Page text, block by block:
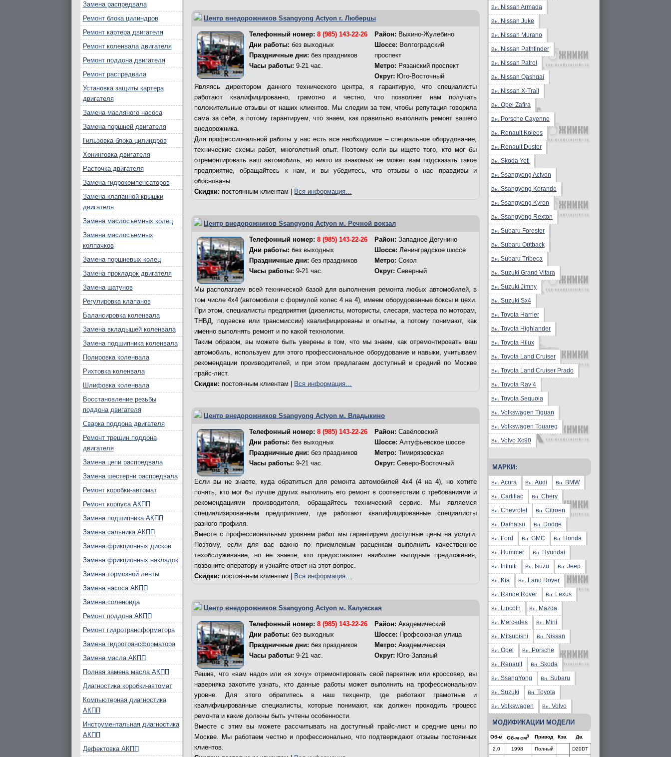
Центр внедорожников Ssangyong Actyon г. Люберцы
Телефонный номер:8 (985) 143-22-26
Дни работы: без выходных
Праздничные дни: без праздников
Часы работы: 9-21 час.
Район: Выхино-Жулебино
Шоссе: Волгоградский
проспект
Метро: Рязанский проспект
Округ: Юго-Восточный
Являясь директором данного технического центра, я гарантирую, что специалисты
работают квалифицированно, грамотно и честно, что позволяет нам получать
положительные отзывы от наших клиентов. Мы следим за тем, чтобы репутация говорила
сама за себя, а потому гарантируем, что знаем, как правильно выполнить ремонт вашего
внедорожника.
Для профессиональной работы у нас есть все необходимое – специальное оборудование,
технические схемы работ, многолетний опыт. Поэтому если вы ищете того, кто мог бы
отремонтировать ваш автомобиль, но никто из знакомых не может вам подсказать такое
предприятие, обращайтесь к нам, и вы убедитесь, что отзывы о нас правдивы и
обоснованы.
Скидки: постоянным клиентам | Вся информация…
Центр внедорожников Ssangyong Actyon м. Речной вокзал
Телефонный номер:8 (985) 143-22-26
Дни работы: без выходных
Праздничные дни: без праздников
Часы работы: 9-21 час.
Район: Западное Дегунино
Шоссе: Ленинградское шоссе
Метро: Сокол
Округ: Северный
Мы располагаем всей технической базой для выполнения ремонта любых автомобилей, в
том числе 4х4 (автомобили с формулой колес 4 на 4), имеем оборудованные боксы и цехи.
При этом, специалисты предприятия (дизелисты, мотористы, слесаря, мастера по моторам,
ТНВД, подвеске или трансмиссии) квалифицированы и опытны, а потому понимают, как
именно выполнять ремонт и по какой технологии.
Таким образом, вы можете быть уверены в том, что мы знаем, как отремонтировать ваш
автомобиль, используем для этого профессиональное оборудование и навыки, учитываем
рекомендации производителей, и при этом предлагаем доступный и средний по Москве
прайс-лист.
Скидки: постоянным клиентам | Вся информация…
Центр внедорожников Ssangyong Actyon м. Владыкино
Телефонный номер:8 (985) 143-22-26
Дни работы: без выходных
Праздничные дни: без праздников
Часы работы: 9-21 час.
Район: Савёловский
Шоссе: Алтуфьевское шоссе
Метро: Тимирязевская
Округ: Северо-Восточный
Если вы не знаете, куда обратиться для ремонта автомобилей 4х4 (4 на 4), но хотите
понять, кто мог бы лучше других выполнить его ремонт в соответствии с требованиями и
рекомендациями производителя, обращайтесь технический сервис. Мы являемся
специализированным предприятием, где работают квалифицированные специалисты
разного профиля.
Вместе с профессиональным уровнем работ мы гарантируем доступные цены на услуги.
Поэтому, если для вас важно по приемлемым расценкам выполнить качественное
техобслуживание, но не знаете, кто предоставляет наиболее выгодные предложения,
позвоните оператору и узнайте ответ на этот вопрос.
Скидки: постоянным клиентам | Вся информация…
Центр внедорожников Ssangyong Actyon м. Калужская
Телефонный номер:8 (985) 143-22-26
Дни работы: без выходных
Праздничные дни: без праздников
Часы работы: 9-21 час.
Район: Академический
Шоссе: Профсоюзная улица
Метро: Академическая
Округ: Юго-Запаный
Решив, что «вам надо» или «я хочу» отремонтировать свой паркетник или кроссовер, вы
наверняка захотите узнать, кто данные работы может выполнить на профессиональном
уровне. Для этого обратитесь в наш техцентр, где работают грамотные и
квалифицированные специалисты, которые понимают, как должен проходить процесс
ремонта и какие должны быть учтены особенности.
Вместе с этим вы можете рассчитывать на доступный прайс-лист и средние цены по
Москве. Мы работаем честно и профессионально, что подтверждают отзывы постоянных
клиентов.
Замена распредвала
Ремонт блока цилиндров
Ремонт картера двигателя
Ремонт коленвала двигателя
Ремонт поддона двигателя
Ремонт распредвала
Установка защиты картера
двигателя
Замена масляного насоса
Замена поршней двигателя
Гильзовка блока цилиндров
Хонинговка двигателя
Расточка двигателя
Замена гидрокомпенсаторов
Замена клапанной крышки
двигателя
Замена маслосъемных колец
Замена маслосъемных
колпачков
Замена поршневых колец
Замена прокладок двигателя
Замена шатунов
Регулировка клапанов
Балансировка коленвала
Замена вкладышей коленвала
Замена подшипника коленвала
Полировка коленвала
Рихтовка коленвала
Шлифовка коленвала
Восстановление резьбы
поддона двигателя
Сварка поддона двигателя
Ремонт трещин поддона
двигателя
Замена цепи распредвала
Замена шестерни распредвала
Ремонт коробки-автомат
Ремонт корпуса АКПП
Замена подшипника АКПП
Замена сальника АКПП
Замена фрикционных дисков
Замена фрикционных накладок
Замена тормозной ленты
Замена насоса АКПП
Замена соленоида
Ремонт поддона АКПП
Ремонт гидротрансформатора
Замена гидротрансформатора
Замена масла АКПП
Полная замена масла АКПП
Диагностика коробки-автомат
Компьютерная диагностика
АКПП
Инструментальная диагностика
АКПП
Дефектовка АКПП
Вн. Nissan Armada
Вн. Nissan Juke
Вн. Nissan Murano
Вн. Nissan Pathfinder
Вн. Nissan Patrol
Вн. Nissan Qashqai
Вн. Nissan X-Trail
Вн. Opel Zafira
Вн. Porsche Cayenne
Вн. Renault Koleos
Вн. Renault Duster
Вн. Skoda Yeti
Вн. Ssangyong Actyon
Вн. Ssangyong Korando
Вн. Ssangyong Kyron
Вн. Ssangyong Rexton
Вн. Subaru Forester
Вн. Subaru Outback
Вн. Subaru Tribeca
Вн. Suzuki Grand Vitara
Вн. Suzuki Jimny
Вн. Suzuki Sx4
Вн. Toyota Harrier
Вн. Toyota Highlander
Вн. Toyota Hilux
Вн. Toyota Land Cruiser
Вн. Toyota Land Cruiser Prado
Вн. Toyota Rav 4
Вн. Toyota Sequoia
Вн. Volkswagen Tiguan
Вн. Volkswagen Touareg
Вн. Volvo Xc90
МАРКИ:
Вн. Acura Вн. Audi Вн. BMW
Вн. Cadillac Вн. Chery
Вн. Chevrolet Вн. Citroen
Вн. Daihatsu Вн. Dodge
Вн. Ford Вн. GMC Вн. Honda
Вн. Hummer Вн. Hyundai
Вн. Infiniti Вн. Isuzu Вн. Jeep
Вн. Kia Вн. Land Rover
Вн. Range Rover Вн. Lexus
Вн. Lincoln Вн. Mazda
Вн. Mercedes Вн. Mini
Вн. Mitsubishi Вн. Nissan
Вн. Opel Вн. Porsche
Вн. Renault Вн. Skoda
Вн. SsangYong Вн. Subaru
Вн. Suzuki Вн. Toyota
Вн. Volkswagen Вн. Volvo
МОДИФИКАЦИИ МОДЕЛИ
Об-м Об-м см3 Привод Кзв. Дв.
2.0 1998 Полный D20DT